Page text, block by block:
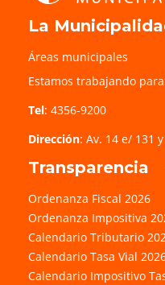
La
Áreas municipales
Estamos trabajando
Tel: 4356-9200
Dirección: Av. 14 e/ 131
Transparencia
Ordenanza Fiscal 2026
Ordenanza Impositiva
Calendario Tributario
Calendario Tasa Vial
Calendario Impositivo